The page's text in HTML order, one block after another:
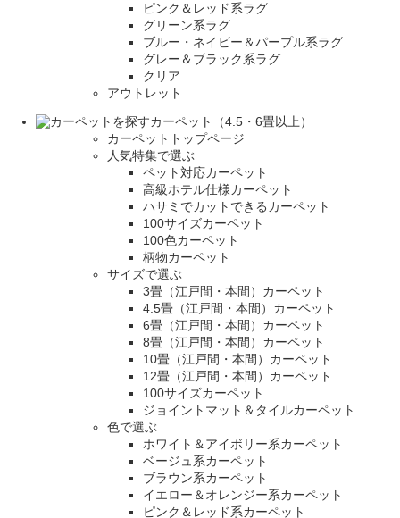
ピンク＆レッド系ラグ
グリーン系ラグ
ブルー・ネイビー＆パープル系ラグ
グレー＆ブラック系ラグ
クリア
アウトレット
カーペット（4.5・6畳以上）
カーペットトップページ
人気特集で選ぶ
ペット対応カーペット
高級ホテル仕様カーペット
ハサミでカットできるカーペット
100サイズカーペット
100色カーペット
柄物カーペット
サイズで選ぶ
3畳（江戸間・本間）カーペット
4.5畳（江戸間・本間）カーペット
6畳（江戸間・本間）カーペット
8畳（江戸間・本間）カーペット
10畳（江戸間・本間）カーペット
12畳（江戸間・本間）カーペット
100サイズカーペット
ジョイントマット＆タイルカーペット
色で選ぶ
ホワイト＆アイボリー系カーペット
ベージュ系カーペット
ブラウン系カーペット
イエロー＆オレンジー系カーペット
ピンク＆レッド系カーペット